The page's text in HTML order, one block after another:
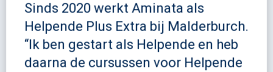
Sinds 2020 werkt Aminata als
Helpende Plus Extra bij Malderburch.
“Ik ben gestart als Helpende en heb
daarna de cursussen voor Helpende